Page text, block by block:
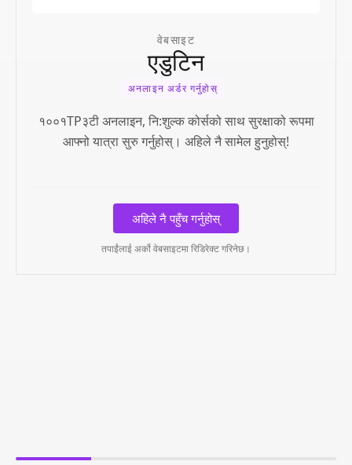
वेबसाइट
एडुटिन
अनलाइन अर्डर गर्नुहोस्
१००१TP३टी अनलाइन, नि:शुल्क कोर्सको साथ सुरक्षाको रूपमा
आफ्नो यात्रा सुरु गर्नुहोस्। अहिले नै सामेल हुनुहोस्!
अहिले नै पहुँच गर्नुहोस्
तपाईंलाई अर्को वेबसाइटमा रिडिरेक्ट गरिनेछ।